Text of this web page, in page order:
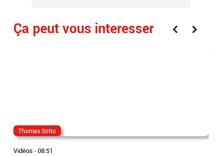
Ça peut vous interesser
Thomas Sotto
Vidéos -08:51